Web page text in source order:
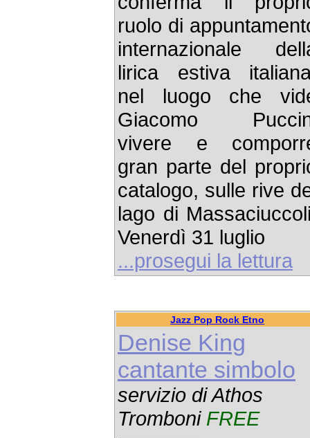
ruolo di
internazionale
lirica estiva
nel luogo che
Giacomo
vivere e
gran parte del
catalogo, sulle rive
lago di
Venerdì 31 luglio
...prosegui la lettura
Jazz Pop Rock Etno
Denise King
cantante simbolo
servizio di Athos
Tromboni FREE